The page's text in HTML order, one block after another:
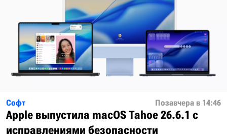
Софт Позавчера в 14:46
Apple выпустила macOS Tahoe 26.6.1 с
исправлениями безопасности